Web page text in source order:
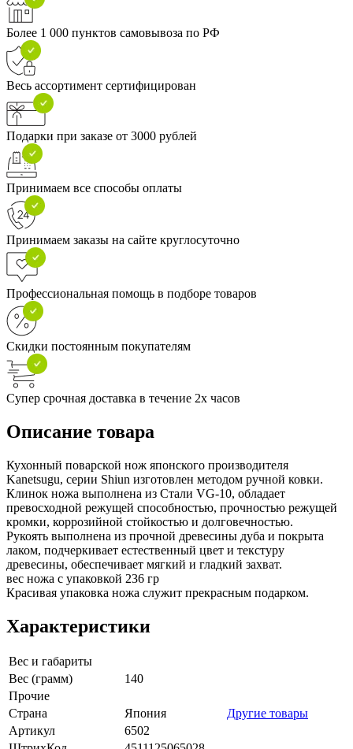
Более 1 000 пунктов самовывоза по РФ
Весь ассортимент сертифицирован
Подарки при заказе от 3000 рублей
Принимаем все способы оплаты
Принимаем заказы на сайте круглосуточно
Профессиональная помощь в подборе товаров
Скидки постоянным покупателям
Супер срочная доставка в течение 2х часов
Описание товара
Кухонный поварской нож японского производителя
Kanetsugu, серии Shiun изготовлен методом ручной ковки.
Клинок ножа выполнена из Стали VG-10, обладает
превосходной режущей способностью, прочностью режущей
кромки, коррозийной стойкостью и долговечностью.
Рукоять выполнена из прочной древесины дуба и покрыта
лаком, подчеркивает естественный цвет и текстуру
древесины, обеспечивает мягкий и гладкий захват.
вес ножа с упаковкой 236 гр
Красивая упаковка ножа служит прекрасным подарком.
Характеристики
Вес и габариты
Вес (грамм)
140
Прочие
Страна
Япония
Другие товары
Артикул
6502